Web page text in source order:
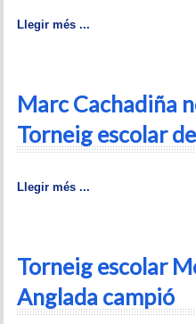
Memòries
Obertures
Problemes
Llegir més ...
Marc Cachadiña
Torneig escolar
Llegir més ...
Torneig escolar
Anglada campió